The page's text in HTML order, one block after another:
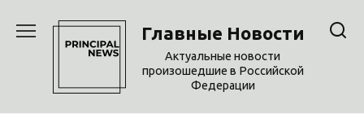
содержанию
Главные Новости
Актуальные новости
произошедшие в Российской
Федерации